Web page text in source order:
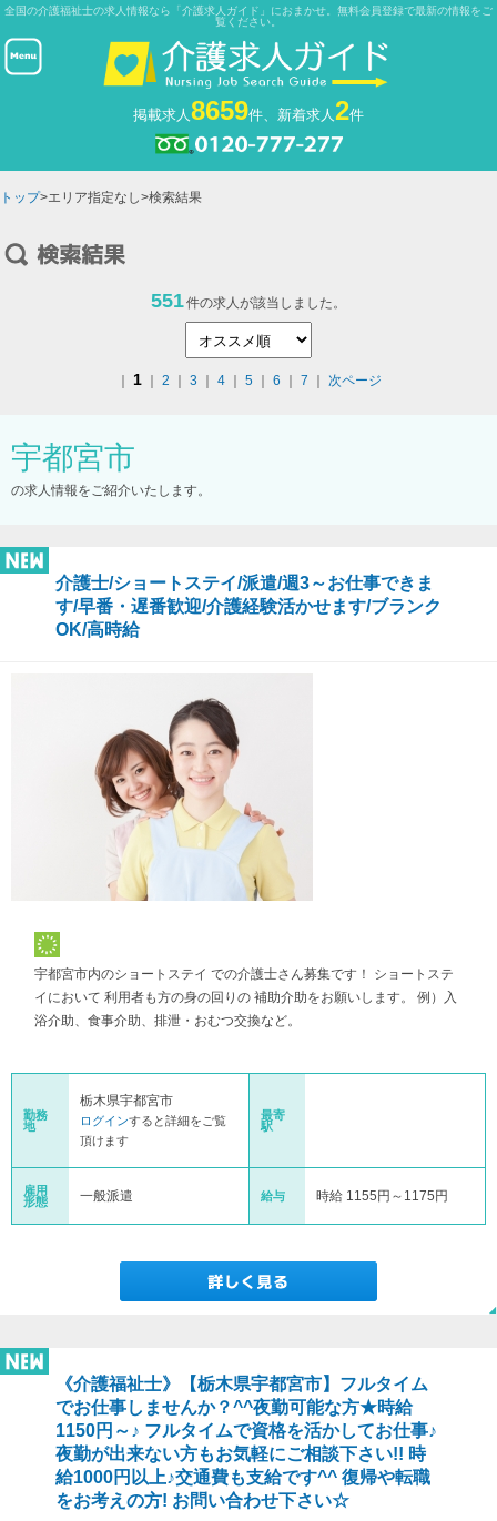
全国の介護福祉士の求人情報なら「介護求人ガイド」におまかせ。無料会員登録で最新の情報をご
覧ください。
掲載求人8659件、新着求人2件
トップ>エリア指定なし>検索結果
551件の求人が該当しました。
1｜ 2 3 4｜ 5｜ 6 7 次ページ
宇都宮市
の求人情報をご紹介いたします。
介護士/ショートステイ/派遣/週3～お仕事できま
す/早番・遅番歓迎/介護経験活かせます/ブランク
OK/高時給
宇都宮市内のショートステイ での介護士さん募集です！ ショートステ
イにおいて 利用者も方の身の回りの 補助介助をお願いします。 例）入
浴介助、食事介助、排泄・おむつ交換など。
勤務
地
栃木県宇都宮市
ログインすると詳細をご覧
頂けます
最寄
駅
雇用
形態
一般派遣 給与 時給 1155円～1175円
《介護福祉士》【栃木県宇都宮市】フルタイム
でお仕事しませんか？^^夜勤可能な方★時給
1150円～♪ フルタイムで資格を活かしてお仕事♪
夜勤が出来ない方もお気軽にご相談下さい!! 時
給1000円以上♪交通費も支給です^^ 復帰や転職
をお考えの方! お問い合わせ下さい☆